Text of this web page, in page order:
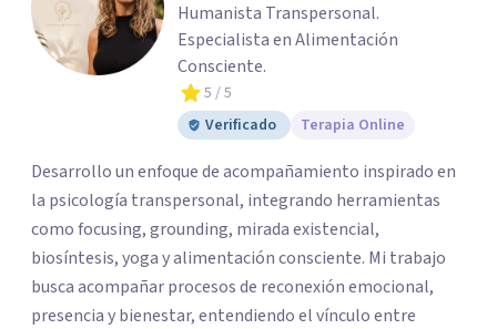
Humanista Transpersonal.
Especialista en Alimentación
Consciente.
5 / 5
Verificado
Terapia Online
Desarrollo un enfoque de acompañamiento inspirado en
la psicología transpersonal, integrando herramientas
como focusing, grounding, mirada existencial,
biosíntesis, yoga y alimentación consciente. Mi trabajo
busca acompañar procesos de reconexión emocional,
presencia y bienestar, entendiendo el vínculo entre